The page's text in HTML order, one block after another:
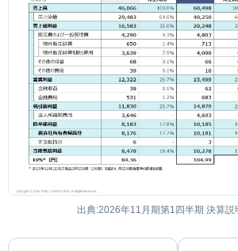
出典:2026年11月期第1四半期 決算説